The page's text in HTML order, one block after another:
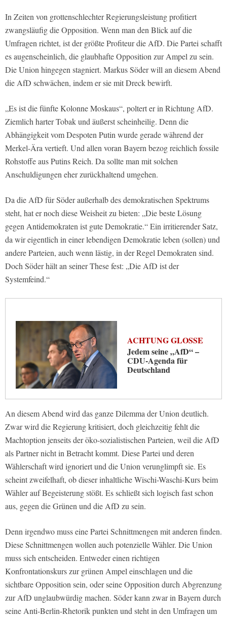
In Zeiten von grottenschlechter Regierungsleistung profitiert
zwangsläufig die Opposition. Wenn man den Blick auf die
Umfragen richtet, ist der größte Profiteur die AfD. Die Partei schafft
es augenscheinlich, die glaubhafte Opposition zur Ampel zu sein.
Die Union hingegen stagniert. Markus Söder will an diesem Abend
die AfD schwächen, indem er sie mit Dreck bewirft.
„Es ist die fünfte Kolonne Moskaus“, poltert er in Richtung AfD.
Ziemlich harter Tobak und äußerst scheinheilig. Denn die
Abhängigkeit vom Despoten Putin wurde gerade während der
Merkel-Ära vertieft. Und allen voran Bayern bezog reichlich fossile
Rohstoffe aus Putins Reich. Da sollte man mit solchen
Anschuldigungen eher zurückhaltend umgehen.
Da die AfD für Söder außerhalb des demokratischen Spektrums
steht, hat er noch diese Weisheit zu bieten: „Die beste Lösung
gegen Antidemokraten ist gute Demokratie.“ Ein irritierender Satz,
da wir eigentlich in einer lebendigen Demokratie leben (sollen) und
andere Parteien, auch wenn lästig, in der Regel Demokraten sind.
Doch Söder hält an seiner These fest: „Die AfD ist der
Systemfeind.“
ACHTUNG GLOSSE
Jedem seine „AfD“ –
CDU-Agenda für
Deutschland
An diesem Abend wird das ganze Dilemma der Union deutlich.
Zwar wird die Regierung kritisiert, doch gleichzeitig fehlt die
Machtoption jenseits der öko-sozialistischen Parteien, weil die AfD
als Partner nicht in Betracht kommt. Diese Partei und deren
Wählerschaft wird ignoriert und die Union verunglimpft sie. Es
scheint zweifelhaft, ob dieser inhaltliche Wischi-Waschi-Kurs beim
Wähler auf Begeisterung stößt. Es schließt sich logisch fast schon
aus, gegen die Grünen und die AfD zu sein.
Denn irgendwo muss eine Partei Schnittmengen mit anderen finden.
Diese Schnittmengen wollen auch potenzielle Wähler. Die Union
muss sich entscheiden. Entweder einen richtigen
Konfrontationskurs zur grünen Ampel einschlagen und die
sichtbare Opposition sein, oder seine Opposition durch Abgrenzung
zur AfD unglaubwürdig machen. Söder kann zwar in Bayern durch
seine Anti-Berlin-Rhetorik punkten und steht in den Umfragen um